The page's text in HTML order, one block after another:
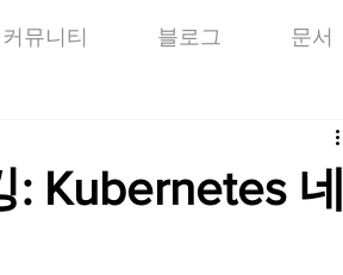
커뮤니티 블로그 문서
: Kubernetes 네